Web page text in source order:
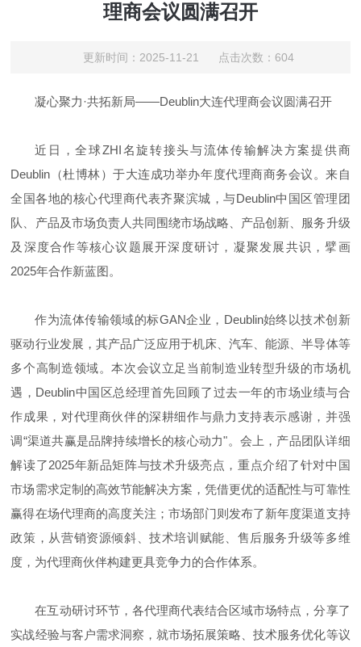
理商会议圆满召开
更新时间：2025-11-21 点击次数：604
凝心聚力·共拓新局——Deublin大连代理商会议圆满召开
近日，全球ZHI名旋转接头与流体传输解决方案提供商
Deublin（杜博林）于大连成功举办年度代理商商务会议。来自
全国各地的核心代理商代表齐聚滨城，与Deublin中国区管理团
队、产品及市场负责人共同围绕市场战略、产品创新、服务升级
及深度合作等核心议题展开深度研讨，凝聚发展共识，擘画
2025年合作新蓝图。
作为流体传输领域的标GAN企业，Deublin始终以技术创新
驱动行业发展，其产品广泛应用于机床、汽车、能源、半导体等
多个高制造领域。本次会议立足当前制造业转型升级的市场机
遇，Deublin中国区总经理首先回顾了过去一年的市场业绩与合
作成果，对代理商伙伴的深耕细作与鼎力支持表示感谢，并强
调“渠道共赢是品牌持续增长的核心动力"。会上，产品团队详细
解读了2025年新品矩阵与技术升级亮点，重点介绍了针对中国
市场需求定制的高效节能解决方案，凭借更优的适配性与可靠性
赢得在场代理商的高度关注；市场部门则发布了新年度渠道支持
政策，从营销资源倾斜、技术培训赋能、售后服务升级等多维
度，为代理商伙伴构建更具竞争力的合作体系。
在互动研讨环节，各代理商代表结合区域市场特点，分享了
实战经验与客户需求洞察，就市场拓展策略、技术服务优化等议